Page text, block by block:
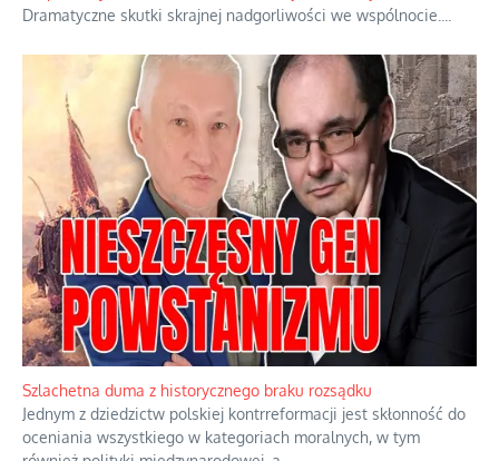
Ekspresowy kurs zbawienia z rodzinną katastrofą
Dramatyczne skutki skrajnej nadgorliwości we wspólnocie.